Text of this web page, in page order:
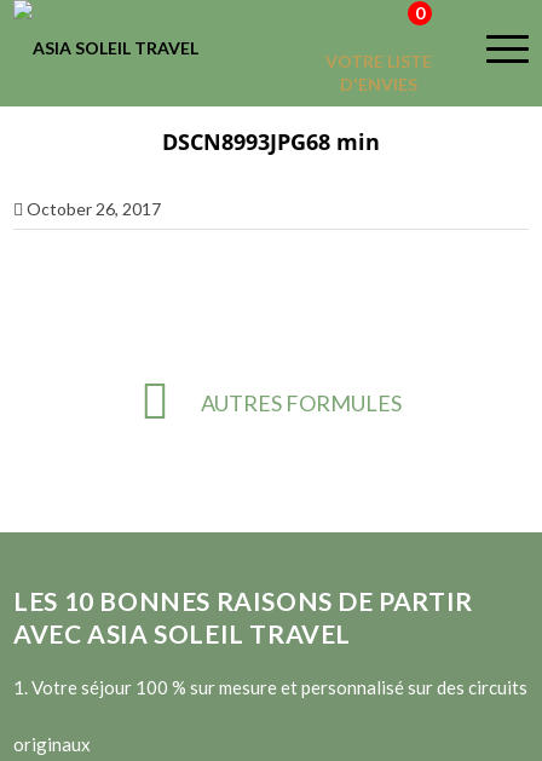
VOTRE LISTE
D'ENVIES
0
DSCN8993JPG68 min
October 26, 2017
AUTRES FORMULES
LES 10 BONNES RAISONS DE PARTIR
AVEC ASIA SOLEIL TRAVEL
1. Votre séjour 100 % sur mesure et personnalisé sur des circuits
originaux